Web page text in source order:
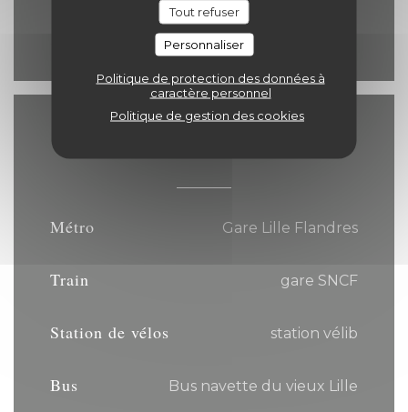
Tout refuser
Personnaliser
Politique de protection des données à
caractère personnel
Politique de gestion des cookies
12h00 - 14h30
• 19h00 - 21h30
Métro Gare Lille Flandres
Train gare SNCF
Station de vélos station vélib
Bus Bus navette du vieux Lille